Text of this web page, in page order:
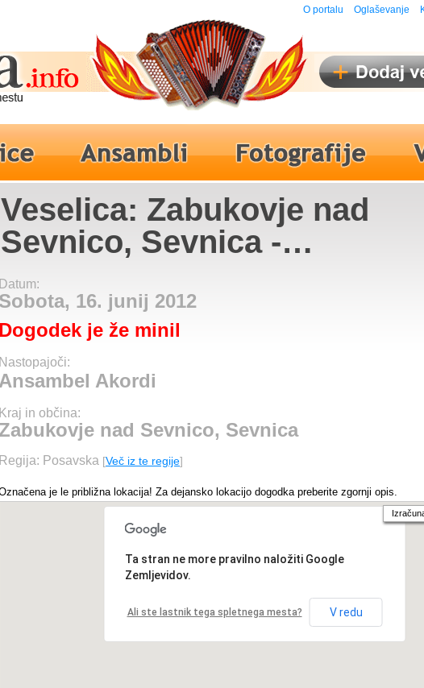
O portalu Oglaševanje
Veselica: Zabukovje nad
Sevnico, Sevnica -
Ansambel Akordi
Datum:
Sobota, 16. junij 2012
Dogodek je že minil
Nastopajoči:
Ansambel Akordi
Kraj in občina:
nad Sevnico, Sevnica
Regija: Posavska [Več iz te regije]
je le približna lokacija! Za dejansko lokacijo dogodka preberite zgornji opis.
Ta stran ne more pravilno naložiti Google
Zemljevidov.
Ali ste lastnik tega spletnega mesta? V redu